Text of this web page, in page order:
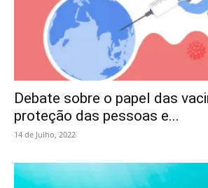
Debate sobre o papel das
proteção das pessoas e...
14 de Julho, 2022